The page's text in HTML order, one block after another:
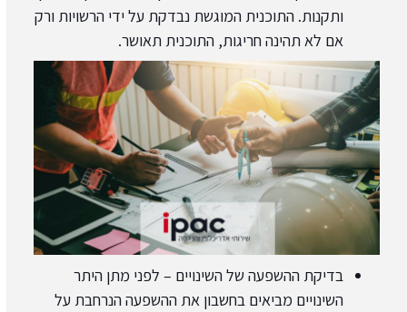
ותקנות. התוכנית המוגשת נבדקת על ידי הרשויות ורק
אם לא תהינה חריגות, התוכנית תאושר.
בדיקת ההשפעה של השינויים – לפני מתן היתר
השינויים מביאים בחשבון את ההשפעה הנרחבת על